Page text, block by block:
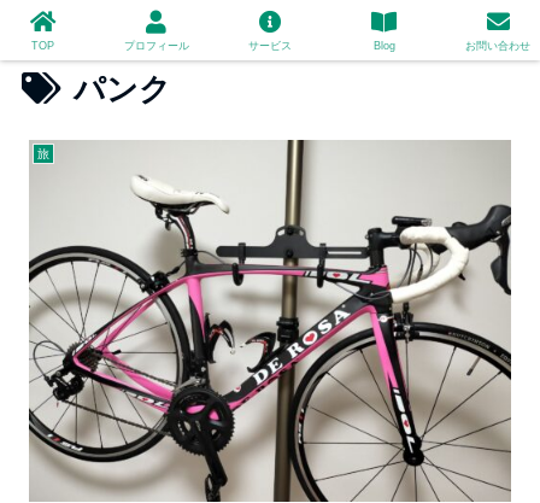
パンク
旅
TOP プロフィール サービス Blog お問い合わせ